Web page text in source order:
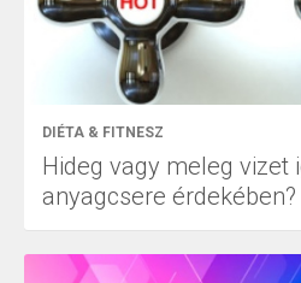
DIÉTA & FITNESZ
Hideg vagy meleg vizet
anyagcsere érdekében?